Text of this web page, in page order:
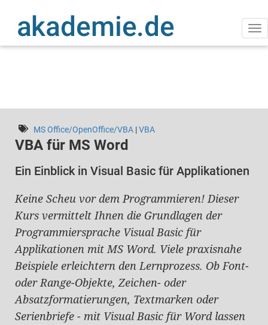
Inhalt
MS Office/OpenOffice/VBA|VBA
VBA für MS Word
Ein Einblick in Visual Basic für Applikationen
Keine Scheu vor dem Programmieren! Dieser
Kurs vermittelt Ihnen die Grundlagen der
Programmiersprache Visual Basic für
Applikationen mit MS Word. Viele praxisnahe
Beispiele erleichtern den Lernprozess. Ob Font-
oder Range-Objekte, Zeichen- oder
Absatzformatierungen, Textmarken oder
Serienbriefe - mit Visual Basic für Word lassen